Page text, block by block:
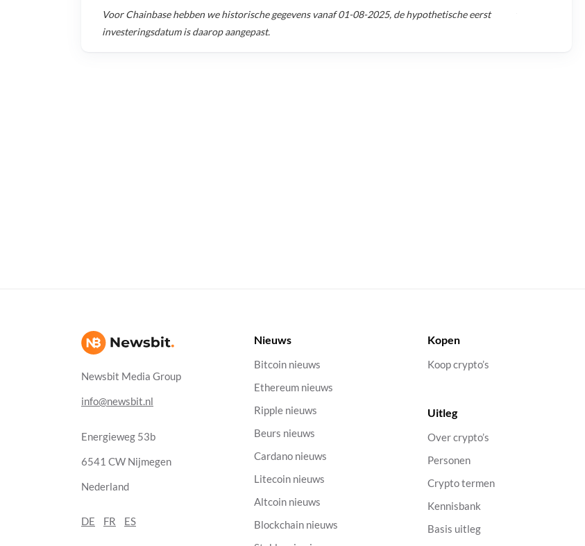
VoorChainbasehebben we historische gegevens vanaf01-08-2025, de hypothetische eerst
investeringsdatum is daarop aangepast.
Newsbit Media Group
info@newsbit.nl
Energieweg 53b
6541 CW Nijmegen
Nederland
DE FR ES
Nieuws
Bitcoin nieuws
Ethereum nieuws
Ripple nieuws
Beurs nieuws
Cardano nieuws
Litecoin nieuws
Altcoin nieuws
Blockchain nieuws
Kopen
Koop crypto’s
Uitleg
Over crypto’s
Personen
Crypto termen
Kennisbank
Basis uitleg